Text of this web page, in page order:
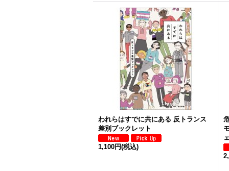
われらはすでに共にある 反トランス
差別ブックレット
1,100円(税込)